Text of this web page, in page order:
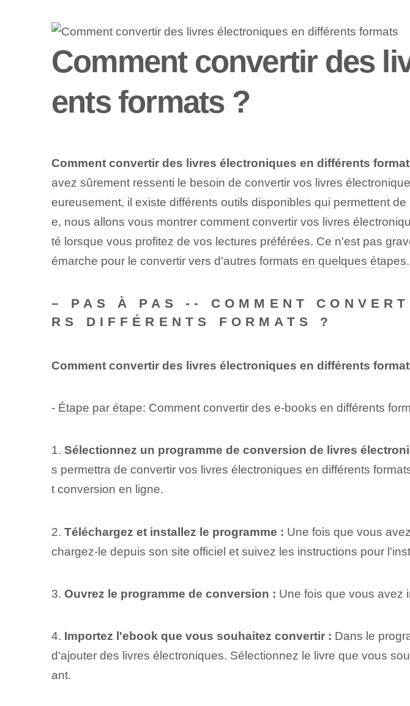
Comment convertir des
ents formats ?
Comment convertir des livres électroniques en différents
avez sûrement ressenti le besoin de convertir vos livres
eureusement, il existe différents outils disponibles qui permettent
e, nous allons vous montrer comment convertir vos livres
té lorsque vous profitez de vos lectures préférées. Ce n'est pas
émarche pour le convertir vers d'autres formats en quelques étapes.
– PAS À PAS -- COMMENT
RS DIFFÉRENTS FORMATS ?
Comment convertir des livres électroniques en différents
- Étape par étape: Comment convertir des e-books en différents
1. Sélectionnez un programme de conversion de livres
s permettra de convertir vos livres électroniques en différents
t conversion en ligne.
2. Téléchargez et installez le programme : Une fois que vous
chargez-le depuis son site officiel et suivez les instructions pour
3. Ouvrez le programme de conversion : Une fois que vous avez
4. Importez l'ebook que vous souhaitez convertir : Dans le
d'ajouter des livres électroniques. Sélectionnez le livre que vous
ant.